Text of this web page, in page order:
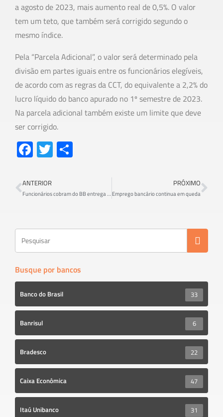
a agosto de 2023, mais aumento real de 0,5%. O valor
tem um teto, que também será corrigido segundo o
mesmo índice.
Pela “Parcela Adicional”, o valor será determinado pela
divisão em partes iguais entre os funcionários elegíveis,
de acordo com as regras da CCT, do equivalente a 2,2% do
lucro líquido do banco apurado no 1º semestre de 2023.
Na parcela adicional também existe um limite que deve
ser corrigido.
Fa
ce
b
o
T
wi
er e
ANTERIOR
Funcionários cobram do BB entrega da revisão da tabela PIP
PRÓXIMO
Emprego bancário continua em queda
Busque por bancos
Banco do Brasil 33
Banrisul 6
Bradesco 22
Caixa Econômica 47
Itaú Unibanco 31